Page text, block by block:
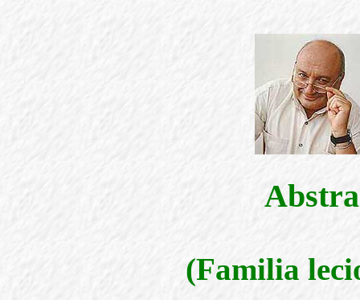
(Familia